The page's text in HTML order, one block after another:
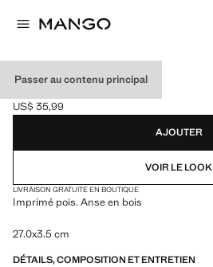
Passer au contenu principal
ÉVENTAIL À POIS
Prix actuel [US$ 35,99 ]
US$ 35,99
Choisissez une couleur
AJOUTER
VOIR LE LOOK
LIVRAISON GRATUITE EN BOUTIQUE
Imprimé pois. Anse en bois
27.0x3.5 cm
DÉTAILS, COMPOSITION ET ENTRETIEN